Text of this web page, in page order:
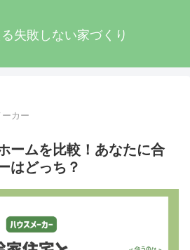
失敗しない家づくり
カー
ームを比較！あなたに合
はどっち？